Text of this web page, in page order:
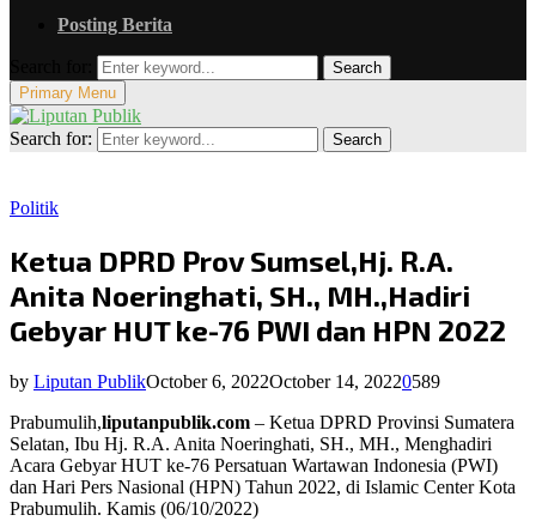
Posting Berita
Search
Primary Menu
Search for: Search
Politik
Ketua DPRD Prov Sumsel,Hj. R.A.
Anita Noeringhati, SH., MH.,Hadiri
Gebyar HUT ke-76 PWI dan HPN 2022
by Liputan PublikOctober 6, 2022October 14, 20220589
Prabumulih,liputanpublik.com – Ketua DPRD Provinsi Sumatera
Selatan, Ibu Hj. R.A. Anita Noeringhati, SH., MH., Menghadiri
Acara Gebyar HUT ke-76 Persatuan Wartawan Indonesia (PWI)
dan Hari Pers Nasional (HPN) Tahun 2022, di Islamic Center Kota
Prabumulih. Kamis (06/10/2022)